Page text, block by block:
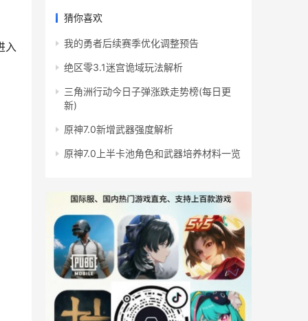
入
猜你喜欢
我的勇者后续赛季优化调整预告
绝区零3.1迷宫诡域玩法解析
三角洲行动今日子弹涨跌走势榜(每日更
新)
原神7.0新增武器强度解析
原神7.0上半卡池角色和武器培养材料一览